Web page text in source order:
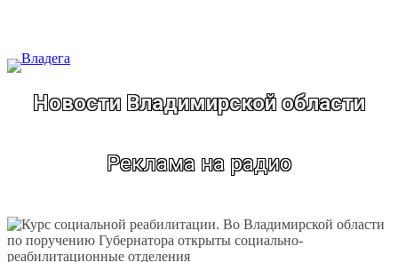
Новости Владимирской области
Реклама на радио